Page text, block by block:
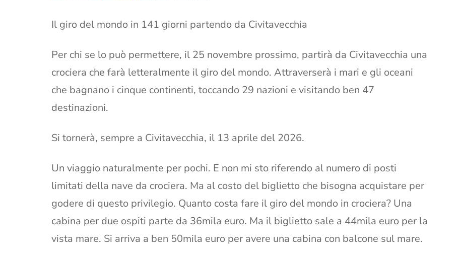
Il giro del mondo in 141 giorni partendo da Civitavecchia
Per chi se lo può permettere, il 25 novembre prossimo, partirà da Civitavecchia una
crociera che farà letteralmente il giro del mondo. Attraverserà i mari e gli oceani
che bagnano i cinque continenti, toccando 29 nazioni e visitando ben 47
destinazioni.
Si tornerà, sempre a Civitavecchia, il 13 aprile del 2026.
Un viaggio naturalmente per pochi. E non mi sto riferendo al numero di posti
limitati della nave da crociera. Ma al costo del biglietto che bisogna acquistare per
godere di questo privilegio. Quanto costa fare il giro del mondo in crociera? Una
cabina per due ospiti parte da 36mila euro. Ma il biglietto sale a 44mila euro per la
vista mare. Si arriva a ben 50mila euro per avere una cabina con balcone sul mare.